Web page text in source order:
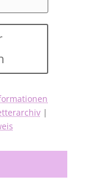
|